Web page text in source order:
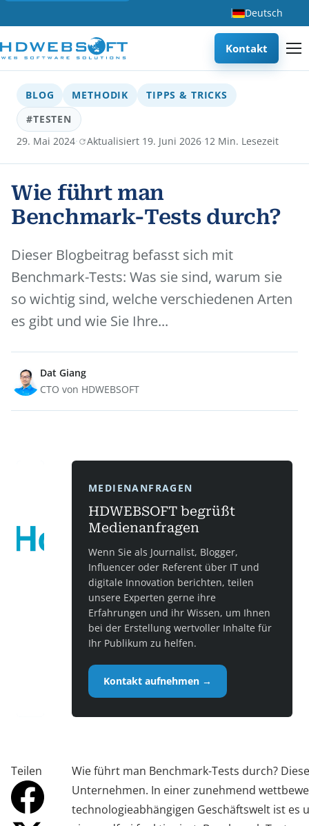
Deutsch
Kontakt
BLOG METHODIK
TIPPS & TRICKS
#TESTEN
29. Mai 2024· Aktualisiert 19. Juni 2026·12 Min. Lesezeit
Wie führt man
Benchmark-Tests durch?
Dieser Blogbeitrag befasst sich mit
Benchmark-Tests: Was sie sind, warum sie
so wichtig sind, welche verschiedenen Arten
es gibt und wie Sie Ihre...
Dat Giang
CTO von HDWEBSOFT
MEDIENANFRAGEN
HDWEBSOFT begrüßt
Medienanfragen
Wenn Sie als Journalist, Blogger,
Influencer oder Referent über IT und
digitale Innovation berichten, teilen
unsere Experten gerne ihre
Erfahrungen und ihr Wissen, um Ihnen
bei der Erstellung wertvoller Inhalte für
Ihr Publikum zu helfen.
Kontakt aufnehmen →
Teilen
Wie führt man Benchmark-Tests durch?
Unternehmen. In einer zunehmend
technologieabhängigen Geschäftswelt ist es